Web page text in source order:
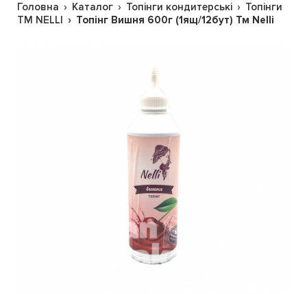
Головна Каталог Топінги кондитерські
Топінги
ТМ NELLI
Топінг Вишня 600г (1ящ/12бут) Тм Nelli